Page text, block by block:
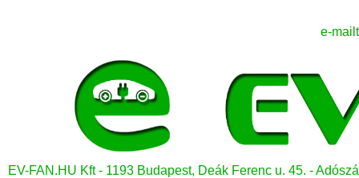
e-
EV-FAN.HU Kft - 1193 Budapest, Deák Ferenc u. 45. -